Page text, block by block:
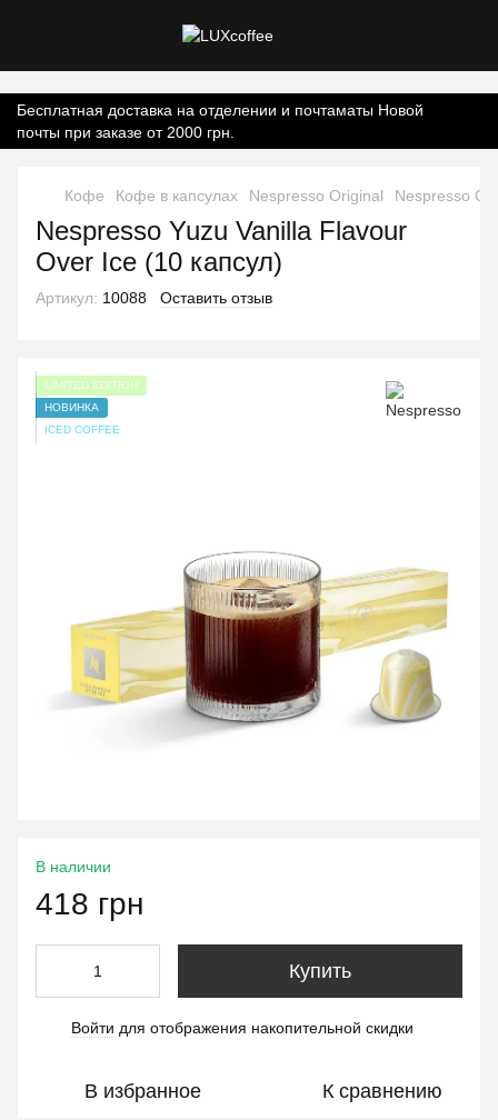
Бесплатная доставка на отделении и почтаматы Новой
почты при заказе от 2000 грн.
Кофе Кофе в капсулах Nespresso Original Nespresso
Nespresso Yuzu Vanilla Flavour
Over Ice (10 капсул)
Артикул: 10088 Оставить отзыв
LIMITED EDITION
НОВИНКА
ICED COFFEE
В наличии
418 грн
Купить
Войти для отображения накопительной скидки
В избранное К сравнению